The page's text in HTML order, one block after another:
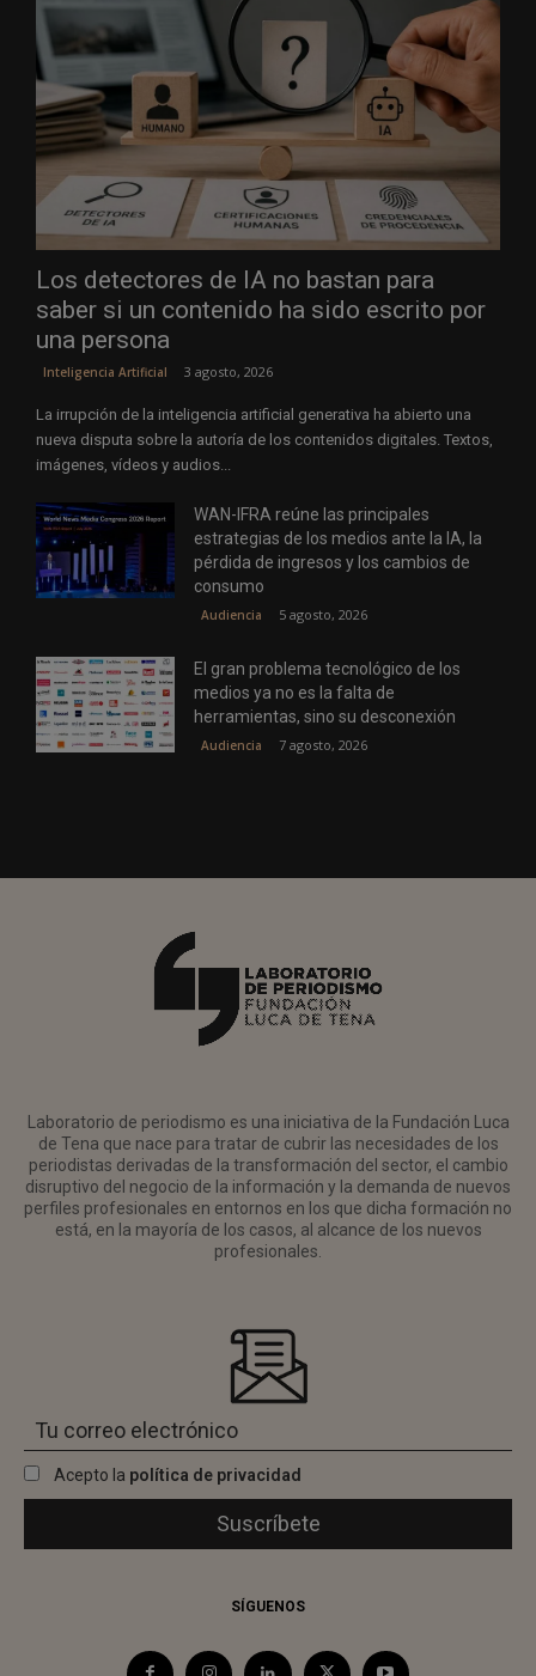
Los detectores de IA no bastan para
saber si un contenido ha sido escrito por
una persona
Inteligencia Artificial 3 agosto, 2026
La irrupción de la inteligencia artificial generativa ha abierto una
nueva disputa sobre la autoría de los contenidos digitales. Textos,
imágenes, vídeos y audios...
WAN-IFRA reúne las principales
estrategias de los medios ante la IA, la
pérdida de ingresos y los cambios de
consumo
Audiencia 5 agosto, 2026
El gran problema tecnológico de los
medios ya no es la falta de
herramientas, sino su desconexión
Audiencia 7 agosto, 2026
Laboratorio de periodismo es una iniciativa de la Fundación Luca
de Tena que nace para tratar de cubrir las necesidades de los
periodistas derivadas de la transformación del sector, el cambio
disruptivo del negocio de la información y la demanda de nuevos
perfiles profesionales en entornos en los que dicha formación no
está, en la mayoría de los casos, al alcance de los nuevos
profesionales.
Acepto la política de privacidad
SÍGUENOS